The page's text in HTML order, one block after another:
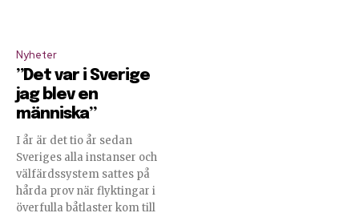
Nyheter
”Det var i Sverige
jag blev en
människa”
I år är det tio år sedan
Sveriges alla instanser och
välfärdssystem sattes på
hårda prov när flyktingar i
överfulla båtlaster kom till